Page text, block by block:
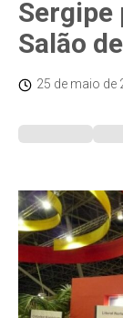
Sergipe
Salão
25 de maio de